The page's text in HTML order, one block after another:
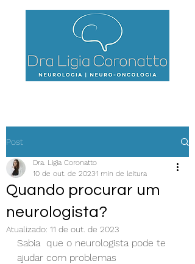
Post
Quando procurar um
neurologista?
Dra. Ligia Coronatto
10 de out. de 20231 min de leitura
Atualizado: 11 de out. de 2023
Sabia  que o neurologista pode te
ajudar com problemas